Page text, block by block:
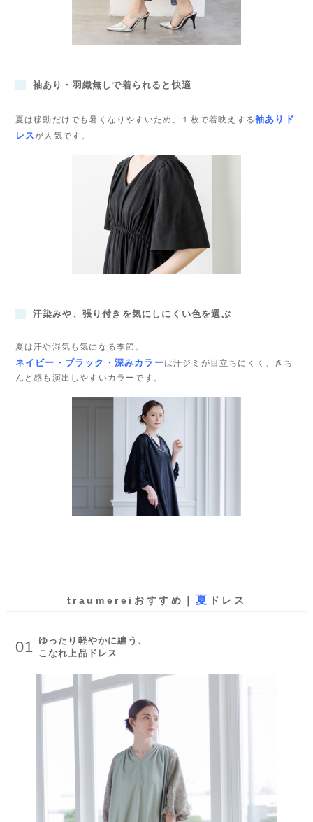
袖あり・羽織無しで着られると快適
夏は移動だけでも暑くなりやすいため、１枚で着映えする袖ありド
レスが人気です。
汗染みや、張り付きを気にしにくい色を選ぶ
夏は汗や湿気も気になる季節。
ネイビー・ブラック・深みカラーは汗ジミが目立ちにくく、きち
んと感も演出しやすいカラーです。
traumereiおすすめ｜ 夏 ドレス
01
ゆったり軽やかに纏う、
こなれ上品ドレス